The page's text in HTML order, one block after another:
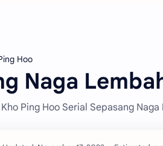
Hoo
Naga
Ping Hoo Serial Sepasang